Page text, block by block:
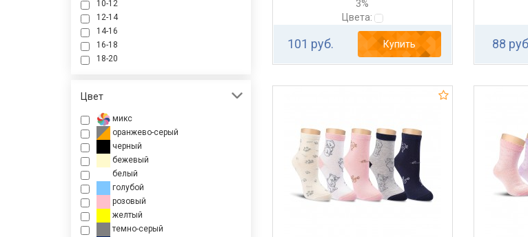
10-12
12-14
14-16
16-18
18-20
Цвет
микс
оранжево-серый
черный
бежевый
белый
голубой
розовый
желтый
темно-серый
3%
Цвета:
101 руб. Купить 88